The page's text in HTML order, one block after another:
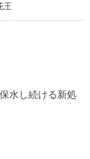
王
水し続ける新処